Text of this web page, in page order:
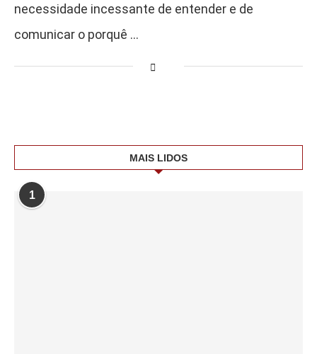
necessidade incessante de entender e de
comunicar o porquê …
MAIS LIDOS
1